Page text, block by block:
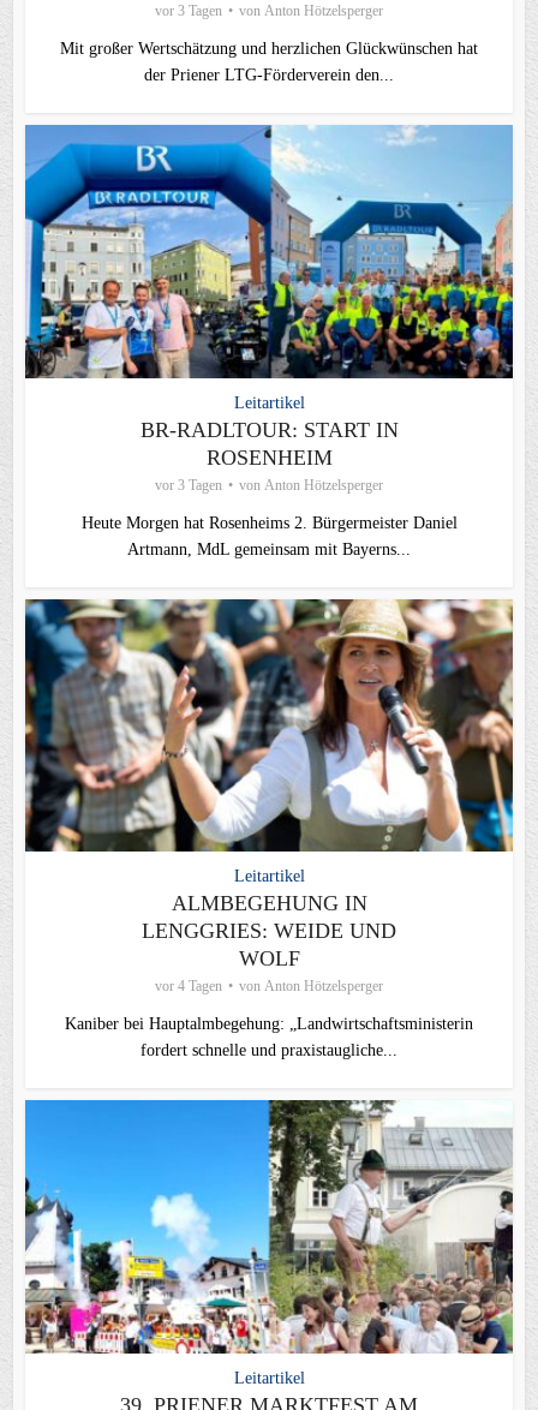
vor 3 Tagen von Anton Hötzelsperger
Mit großer Wertschätzung und herzlichen Glückwünschen hat
der Priener LTG‑Förderverein den...
Leitartikel
BR-RADLTOUR: START IN
ROSENHEIM
vor 3 Tagen von Anton Hötzelsperger
Heute Morgen hat Rosenheims 2. Bürgermeister Daniel
Artmann, MdL gemeinsam mit Bayerns...
Leitartikel
ALMBEGEHUNG IN
LENGGRIES: WEIDE UND
WOLF
vor 4 Tagen von Anton Hötzelsperger
Kaniber bei Hauptalmbegehung: „Landwirtschaftsministerin
fordert schnelle und praxistaugliche...
Leitartikel